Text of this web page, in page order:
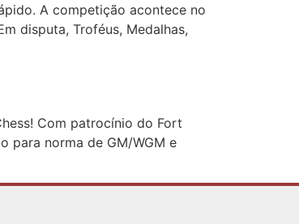
A competição acontece no
disputa, Troféus, Medalhas,
Com patrocínio do Fort
para norma de GM/WGM e